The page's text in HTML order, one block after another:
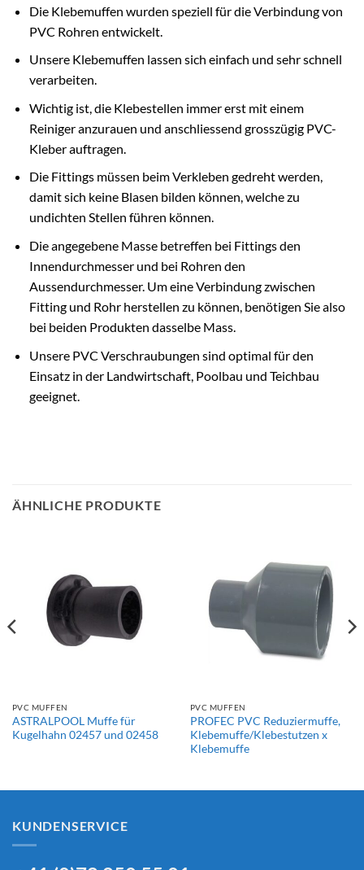
Die Klebemuffen wurden speziell für die Verbindung von
PVC Rohren entwickelt.
Unsere Klebemuffen lassen sich einfach und sehr schnell
verarbeiten.
Wichtig ist, die Klebestellen immer erst mit einem
Reiniger anzurauen und anschliessend grosszügig PVC-
Kleber auftragen.
Die Fittings müssen beim Verkleben gedreht werden,
damit sich keine Blasen bilden können, welche zu
undichten Stellen führen können.
Die angegebene Masse betreffen bei Fittings den
Innendurchmesser und bei Rohren den
Aussendurchmesser. Um eine Verbindung zwischen
Fitting und Rohr herstellen zu können, benötigen Sie also
bei beiden Produkten dasselbe Mass.
Unsere PVC Verschraubungen sind optimal für den
Einsatz in der Landwirtschaft, Poolbau und Teichbau
geeignet.
ÄHNLICHE PRODUKTE
PVC MUFFEN
ASTRALPOOL Muffe für
Kugelhahn 02457 und 02458
PVC MUFFEN
PROFEC PVC Reduziermuffe,
Klebemuffe/Klebestutzen x
Klebemuffe
KUNDENSERVICE